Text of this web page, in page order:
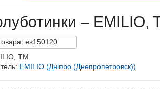
– EMILIO,
es150120
TM
EMILIO (Дніпро (Днепропетровск))